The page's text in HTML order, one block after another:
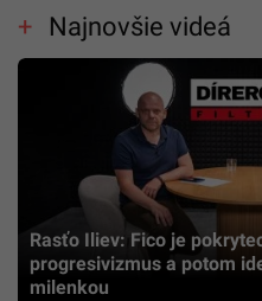
Najnovšie videá
Rasťo Iliev: Fico je
progresivizmus a potom
milenkou